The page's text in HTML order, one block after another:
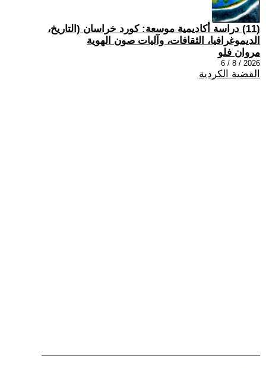
(11) دراسة أكاديمية موسعة: كورد خراسان (التاريخ،
الديموغرافيا، الثقافات، وآليات صون الهوية
مروان فلو
2026 / 8 / 6
القضية الكردية